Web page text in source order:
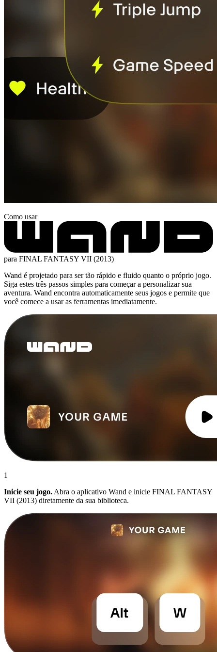
Como usar
para FINAL FANTASY VII (2013)
Wand é projetado para ser tão rápido e fluido quanto o próprio jogo.
Siga estes três passos simples para começar a personalizar sua
aventura. Wand encontra automaticamente seus jogos e permite que
você comece a usar as ferramentas imediatamente.
1
Inicie seu jogo. Abra o aplicativo Wand e inicie FINAL FANTASY
VII (2013) diretamente da sua biblioteca.